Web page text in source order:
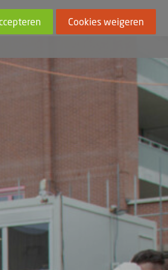
Cookies weigeren